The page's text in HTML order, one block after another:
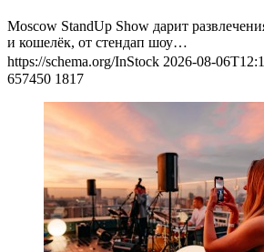
Moscow StandUp Show дарит
и кошелёк, от стендап шоу…
https://schema.org/InStock 2026-08-
657450 1817